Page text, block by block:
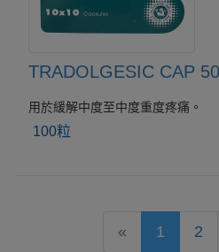
TRADOLGESIC CAP
用於緩解中度至中度重度疼痛。
100粒
« 1 2